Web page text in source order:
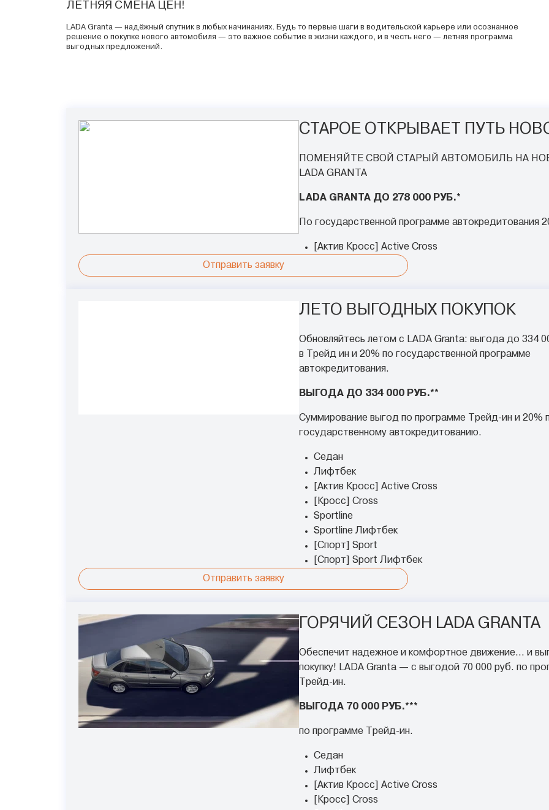
ЛЕТНЯЯ СМЕНА ЦЕН!
LADA Granta — надёжный спутник в любых начинаниях. Будь то первые шаги в водительской карьере или осознанное
решение о покупке нового автомобиля — это важное событие в жизни каждого, и в честь него — летняя программа
выгодных предложений.
СТАРОЕ ОТКРЫВАЕТ ПУТЬ
ПОМЕНЯЙТЕ СВОЙ СТАРЫЙ АВТОМОБИЛЬ НА
LADA GRANTA
LADA GRANTA ДО 278 000 РУБ.*
По государственной программе автокредитования
[Актив Кросс] Active Cross
Отправить заявку
ЛЕТО ВЫГОДНЫХ ПОКУПОК
Обновляйтесь летом с LADA Granta: выгода до 334
в Трейд ин и 20% по государственной программе
автокредитования.
ВЫГОДА ДО 334 000 РУБ.**
Суммирование выгод по программе Трейд-ин и 20%
государственному автокредитованию.
Седан
Лифтбек
[Актив Кросс] Active Cross
[Кросс] Cross
Sportline
Sportline Лифтбек
[Спорт] Sport
[Спорт] Sport Лифтбек
Отправить заявку
ГОРЯЧИЙ СЕЗОН LADA GRANTA
Обеспечит надежное и комфортное движение… и
покупку! LADA Granta — с выгодой 70 000 руб. по
Трейд-ин.
ВЫГОДА 70 000 РУБ.***
по программе Трейд-ин.
Седан
Лифтбек
[Актив Кросс] Active Cross
[Кросс] Cross